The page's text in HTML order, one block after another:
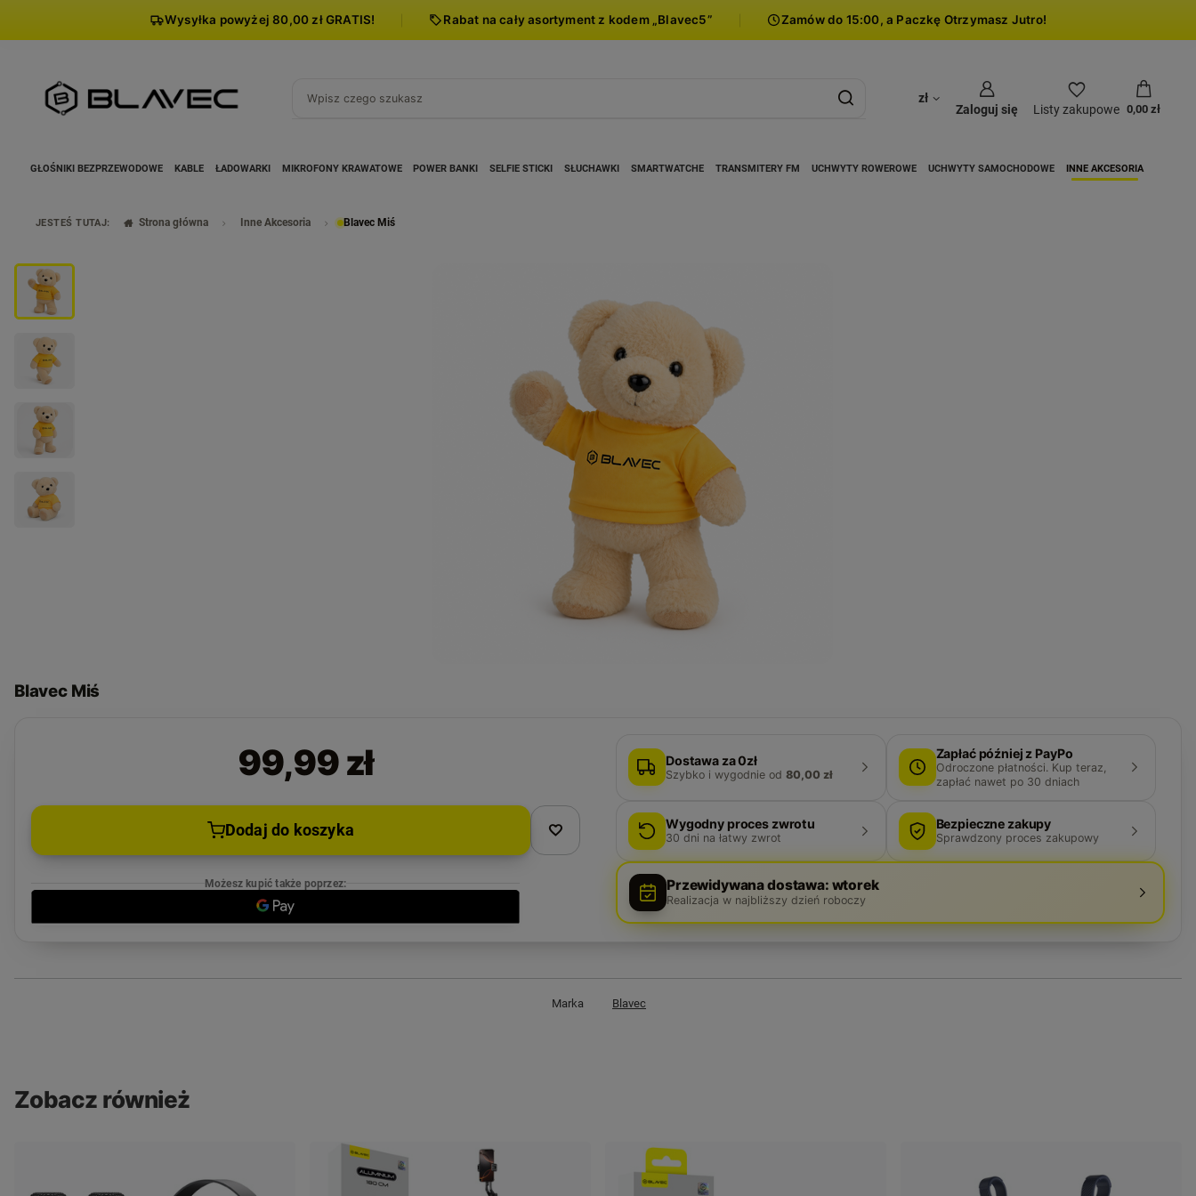
Wysyłka powyżej 80,00 zł GRATIS! Rabat na cały asortyment z kodem „Blavec5” Zamów do 15:00, a Paczkę Otrzymasz Jutro!
zł
Zaloguj się
Listy zakupowe 0,00 zł
GŁOŚNIKI BEZPRZEWODOWE KABLE ŁADOWARKI MIKROFONY KRAWATOWE POWER BANKI SELFIE STICKI SŁUCHAWKI SMARTWATCHE TRANSMITERY FM UCHWYTY ROWEROWE UCHWYTY SAMOCHODOWE INNE AKCESORIA
JESTEŚ TUTAJ: Strona główna Inne Akcesoria Blavec Miś
Blavec Miś
99,99 zł
Dodaj do koszyka
Możesz kupić także poprzez:
Dostawa za 0zł
Szybko i wygodnie od 80,00 zł
Zapłać później z PayPo
Odroczone płatności. Kup teraz,
zapłać nawet po 30 dniach
Wygodny proces zwrotu
30 dni na łatwy zwrot
Bezpieczne zakupy
Sprawdzony proces zakupowy
Przewidywana dostawa: wtorek
Realizacja w najbliższy dzień roboczy
Marka Blavec
Zobacz również